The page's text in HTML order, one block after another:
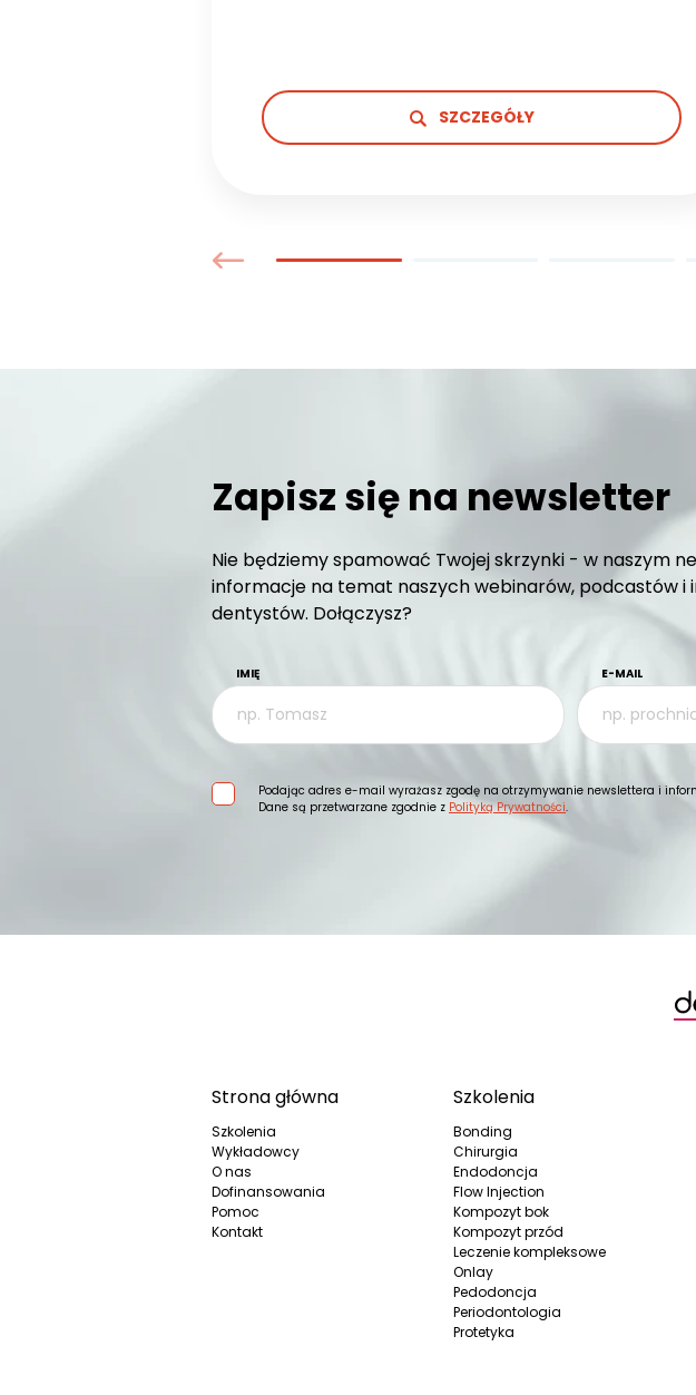
SZCZEGÓŁY
Zapisz się na newsletter
Nie będziemy spamować Twojej skrzynki - w naszym
informacje na temat naszych webinarów, podcastów i
dentystów. Dołączysz?
IMIĘ E-MAIL
Podając adres e-mail wyrażasz zgodę na otrzymywanie newslettera i
Dane są przetwarzane zgodnie z Polityką Prywatności.
Strona główna
Szkolenia
Wykładowcy
O nas
Dofinansowania
Pomoc
Kontakt
Szkolenia
Bonding
Chirurgia
Endodoncja
Flow Injection
Kompozyt bok
Kompozyt przód
Leczenie kompleksowe
Onlay
Pedodoncja
Periodontologia
Protetyka